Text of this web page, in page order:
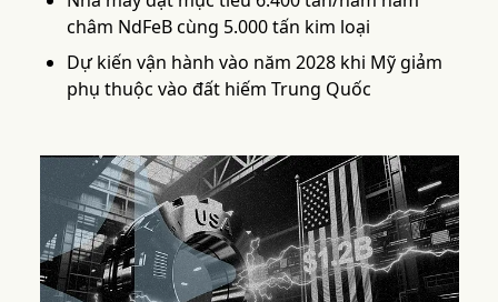
châm NdFeB cùng 5.000 tấn kim loại
Dự kiến vận hành vào năm 2028 khi Mỹ giảm
phụ thuộc vào đất hiếm Trung Quốc